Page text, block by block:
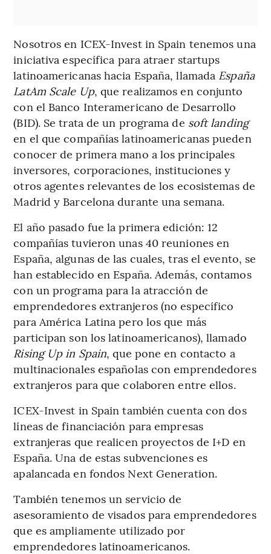
Nosotros en ICEX-Invest in Spain tenemos una
iniciativa específica para atraer startups
latinoamericanas hacia España, llamada España
LatAm Scale Up, que realizamos en conjunto
con el Banco Interamericano de Desarrollo
(BID). Se trata de un programa de soft landing
en el que compañías latinoamericanas pueden
conocer de primera mano a los principales
inversores, corporaciones, instituciones y
otros agentes relevantes de los ecosistemas de
Madrid y Barcelona durante una semana.
El año pasado fue la primera edición: 12
compañías tuvieron unas 40 reuniones en
España, algunas de las cuales, tras el evento, se
han establecido en España. Además, contamos
con un programa para la atracción de
emprendedores extranjeros (no específico
para América Latina pero los que más
participan son los latinoamericanos), llamado
Rising Up in Spain, que pone en contacto a
multinacionales españolas con emprendedores
extranjeros para que colaboren entre ellos.
ICEX-Invest in Spain también cuenta con dos
líneas de financiación para empresas
extranjeras que realicen proyectos de I+D en
España. Una de estas subvenciones es
apalancada en fondos Next Generation.
También tenemos un servicio de
asesoramiento de visados para emprendedores
que es ampliamente utilizado por
emprendedores latinoamericanos.